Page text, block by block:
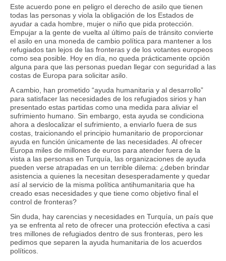
Este acuerdo pone en peligro el derecho de asilo que tienen
todas las personas y viola la obligación de los Estados de
ayudar a cada hombre, mujer o niño que pida protección.
Empujar a la gente de vuelta al último país de tránsito convierte
el asilo en una moneda de cambio política para mantener a los
refugiados tan lejos de las fronteras y de los votantes europeos
como sea posible. Hoy en día, no queda prácticamente opción
alguna para que las personas puedan llegar con seguridad a las
costas de Europa para solicitar asilo.
A cambio, han prometido “ayuda humanitaria y al desarrollo”
para satisfacer las necesidades de los refugiados sirios y han
presentado estas partidas como una medida para aliviar el
sufrimiento humano. Sin embargo, esta ayuda se condiciona
ahora a deslocalizar el sufrimiento, a enviarlo fuera de sus
costas, traicionando el principio humanitario de proporcionar
ayuda en función únicamente de las necesidades. Al ofrecer
Europa miles de millones de euros para atender fuera de la
vista a las personas en Turquía, las organizaciones de ayuda
pueden verse atrapadas en un terrible dilema: ¿deben brindar
asistencia a quienes la necesitan desesperadamente y quedar
así al servicio de la misma política antihumanitaria que ha
creado esas necesidades y que tiene como objetivo final el
control de fronteras?
Sin duda, hay carencias y necesidades en Turquía, un país que
ya se enfrenta al reto de ofrecer una protección efectiva a casi
tres millones de refugiados dentro de sus fronteras, pero les
pedimos que separen la ayuda humanitaria de los acuerdos
políticos.